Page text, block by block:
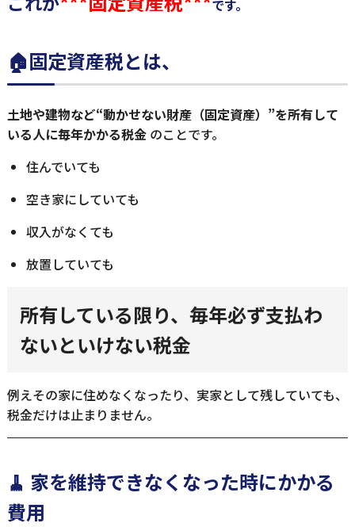
です。
🏠固定資産税とは、
土地や建物など“動かせない財産（固定資産）”を所有して
いる人に毎年かかる税金のことです。
住んでいても
空き家にしていても
収入がなくても
放置していても
所有している限り、毎年必ず支払わ
ないといけない税金
例えその家に住めなくなったり、実家として残していても、
税金だけは止まりません。
🧹 家を維持できなくなった時にかかる
費用